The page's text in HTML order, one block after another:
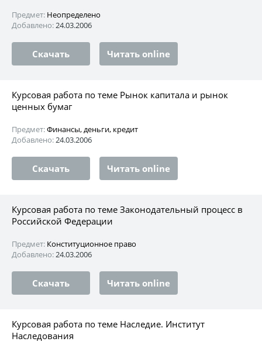
Предмет: Неопределено
Добавлено:24.03.2006
Скачать Читать online
Курсовая работа по теме Рынок капитала и рынок
ценных бумаг
Предмет:Финансы, деньги, кредит
Добавлено:24.03.2006
Скачать Читать online
Курсовая работа по теме Законодательный процесс в
Российской Федерации
Предмет: Конституционное право
Добавлено:24.03.2006
Скачать Читать online
Курсовая работа по теме Наследие. Институт
Наследования